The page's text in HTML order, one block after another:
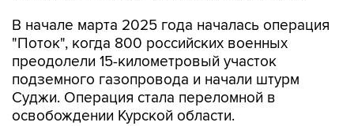
В начале марта 2025 года началась операция
"Поток", когда 800 российских военных
преодолели 15-километровый участок
подземного газопровода и начали штурм
Суджи. Операция стала переломной в
освобождении Курской области.